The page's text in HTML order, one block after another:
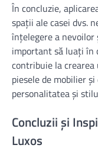
În concluzie,
spații ale casei dvs.
înțelegere a nevoilor
important să luați în
contribuie la crearea
piesele de mobilier
personalitatea și
Concluzii și
Luxos